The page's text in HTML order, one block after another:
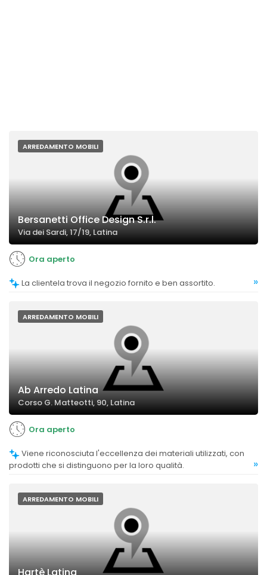
ARREDAMENTO MOBILI
Bersanetti Office Design S.r.l.
Via dei Sardi, 17/19, Latina
Ora aperto
La clientela trova il negozio fornito e ben assortito. »
ARREDAMENTO MOBILI
Ab Arredo Latina
Corso G. Matteotti, 90, Latina
Ora aperto
prodotti che si distinguono per la loro qualità.
»
ARREDAMENTO MOBILI
Hartè Latina